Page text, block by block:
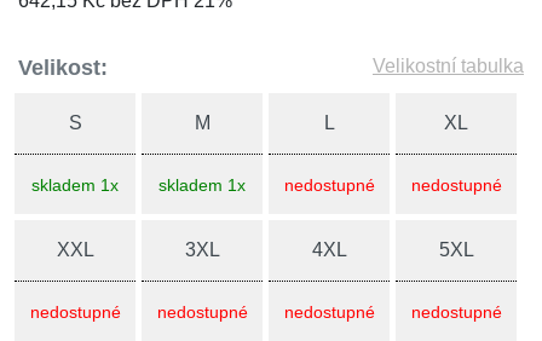
Velikost: Velikostní tabulka
S
skladem 1x
M
skladem 1x
L
nedostupné
XL
nedostupné
XXL
nedostupné
3XL
nedostupné
4XL
nedostupné
5XL
nedostupné